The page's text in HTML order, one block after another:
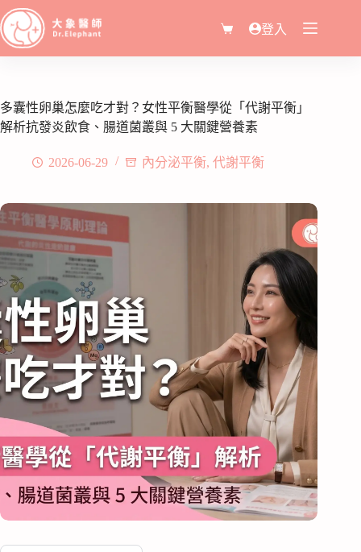
登入
多囊性卵巢怎麼吃才對？女性平衡醫學從「代謝平衡」
解析抗發炎飲食、腸道菌叢與 5 大關鍵營養素
2026-06-29 內分泌平衡, 代謝平衡